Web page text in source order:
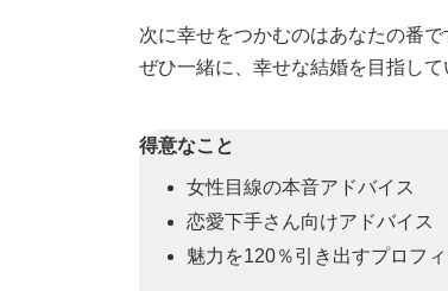
次に幸せをつかむのはあなたの番で
ぜひ一緒に、幸せな結婚を目指して
得意なこと
女性目線の本音アドバイス
恋愛下手さん向けアドバイス
魅力を120％引き出すプロフ